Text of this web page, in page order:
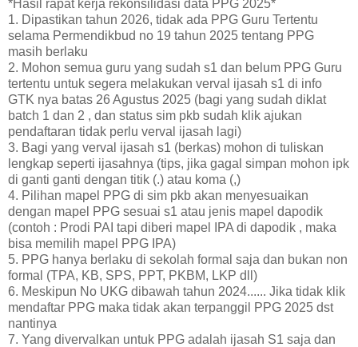
*Hasil rapat kerja rekonsilidasi data PPG 2025*
1. Dipastikan tahun 2026, tidak ada PPG Guru Tertentu
selama Permendikbud no 19 tahun 2025 tentang PPG
masih berlaku
2. Mohon semua guru yang sudah s1 dan belum PPG Guru
tertentu untuk segera melakukan verval ijasah s1 di info
GTK nya batas 26 Agustus 2025 (bagi yang sudah diklat
batch 1 dan 2 , dan status sim pkb sudah klik ajukan
pendaftaran tidak perlu verval ijasah lagi)
3. Bagi yang verval ijasah s1 (berkas) mohon di tuliskan
lengkap seperti ijasahnya (tips, jika gagal simpan mohon ipk
di ganti ganti dengan titik (.) atau koma (,)
4. Pilihan mapel PPG di sim pkb akan menyesuaikan
dengan mapel PPG sesuai s1 atau jenis mapel dapodik
(contoh : Prodi PAI tapi diberi mapel IPA di dapodik , maka
bisa memilih mapel PPG IPA)
5. PPG hanya berlaku di sekolah formal saja dan bukan non
formal (TPA, KB, SPS, PPT, PKBM, LKP dll)
6. Meskipun No UKG dibawah tahun 2024...... Jika tidak klik
mendaftar PPG maka tidak akan terpanggil PPG 2025 dst
nantinya
7. Yang divervalkan untuk PPG adalah ijasah S1 saja dan